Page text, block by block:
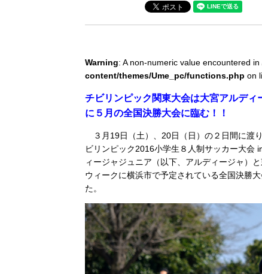
Warning: A non-numeric value encountered in
content/themes/Ume_pc/functions.php on
チビリンピック関東大会は大宮アルデ
に５月の全国決勝大会に臨む！！
３月19日（土）、20日（日）の２日間に渡
ビリンピック2016小学生８人制サッカー大会
ィージャジュニア（以下、アルディージャ）
ウィークに横浜市で予定されている全国決勝
た。